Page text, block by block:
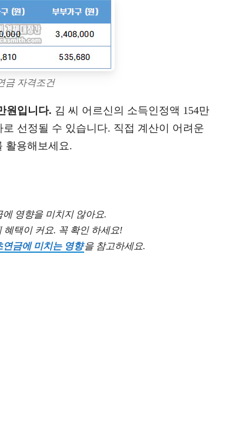
금 자격조건
원입니다. 김 씨 어르신의 소득인정액 154만
선정될 수 있습니다. 직접 계산이 어려운
활용해보세요.
영향을 미치지 않아요.
택이 커요. 꼭 확인 하세요!
연금에 미치는 영향을 참고하세요.